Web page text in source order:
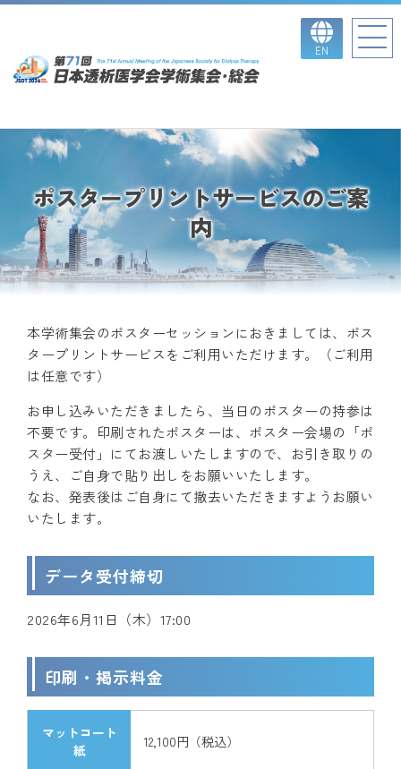
EN
ポスタープリントサービスのご案
内
本学術集会のポスターセッションにおきましては、ポス
タープリントサービスをご利用いただけます。（ご利用
は任意です）
お申し込みいただきましたら、当日のポスターの持参は
不要です。印刷されたポスターは、ポスター会場の「ポ
スター受付」にてお渡しいたしますので、お引き取りの
うえ、ご自身で貼り出しをお願いいたします。
なお、発表後はご自身にて撤去いただきますようお願い
いたします。
データ受付締切
2026年6月11日（木）17:00
印刷・掲示料金
マットコート
紙
12,100円（税込）